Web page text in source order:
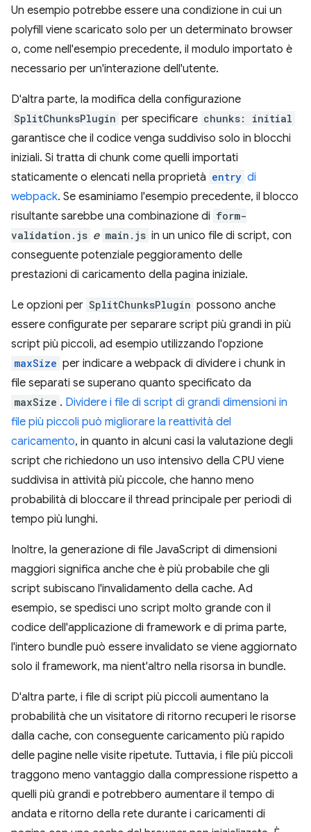
Un esempio potrebbe essere una condizione in cui un
polyfill viene scaricato solo per un determinato browser
o, come nell'esempio precedente, il modulo importato è
necessario per un'interazione dell'utente.
D'altra parte, la modifica della configurazione
SplitChunksPlugin per specificare chunks: initial
garantisce che il codice venga suddiviso solo in blocchi
iniziali. Si tratta di chunk come quelli importati
staticamente o elencati nella proprietà entry di
webpack. Se esaminiamo l'esempio precedente, il blocco
risultante sarebbe una combinazione di form-
validation.js e main.js in un unico file di script, con
conseguente potenziale peggioramento delle
prestazioni di caricamento della pagina iniziale.
Le opzioni per SplitChunksPlugin possono anche
essere configurate per separare script più grandi in più
script più piccoli, ad esempio utilizzando l'opzione
maxSize per indicare a webpack di dividere i chunk in
file separati se superano quanto specificato da
maxSize . Dividere i file di script di grandi dimensioni in
file più piccoli può migliorare la reattività del
caricamento, in quanto in alcuni casi la valutazione degli
script che richiedono un uso intensivo della CPU viene
suddivisa in attività più piccole, che hanno meno
probabilità di bloccare il thread principale per periodi di
tempo più lunghi.
Inoltre, la generazione di file JavaScript di dimensioni
maggiori significa anche che è più probabile che gli
script subiscano l'invalidamento della cache. Ad
esempio, se spedisci uno script molto grande con il
codice dell'applicazione di framework e di prima parte,
l'intero bundle può essere invalidato se viene aggiornato
solo il framework, ma nient'altro nella risorsa in bundle.
D'altra parte, i file di script più piccoli aumentano la
probabilità che un visitatore di ritorno recuperi le risorse
dalla cache, con conseguente caricamento più rapido
delle pagine nelle visite ripetute. Tuttavia, i file più piccoli
traggono meno vantaggio dalla compressione rispetto a
quelli più grandi e potrebbero aumentare il tempo di
andata e ritorno della rete durante i caricamenti di